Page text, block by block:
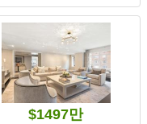
$1497만